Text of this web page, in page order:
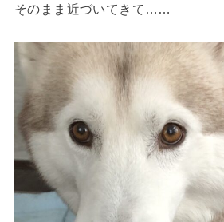
そのまま近づいてきて……